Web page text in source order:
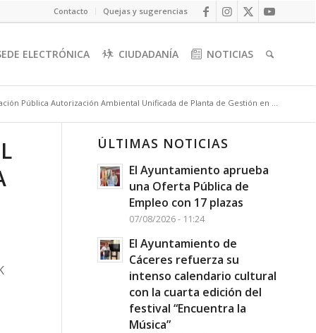
Contacto Quejas y sugerencias
ELECTRÓNICA CIUDADANÍA NOTICIAS
Pública Autorización Ambiental Unificada de Planta de Gestión en ...
ÚLTIMAS NOTICIAS
El Ayuntamiento aprueba
una Oferta Pública de
Empleo con 17 plazas
07/08/2026 - 11:24
El Ayuntamiento de
Cáceres refuerza su
intenso calendario cultural
con la cuarta edición del
festival “Encuentra la
Música”